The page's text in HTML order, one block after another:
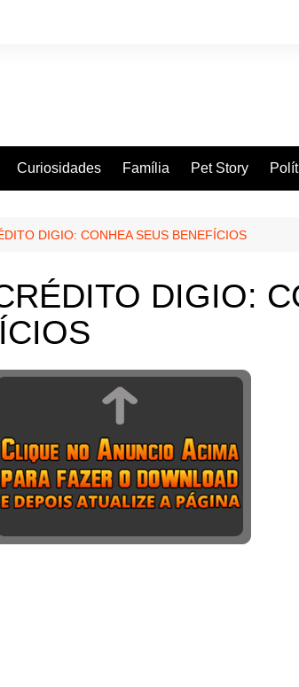
Curiosidades Família Pet Story
DIGIO: CONHEA SEUS BENEFÍCIOS
DIGIO: